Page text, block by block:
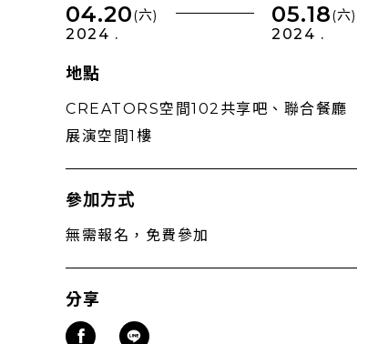
04.20(六)
2024 .
05.18(六)
2024 .
地點
CREATORS空間102共享吧、聯合餐廳
展演空間1樓
參加方式
無需報名，免費參加
分享